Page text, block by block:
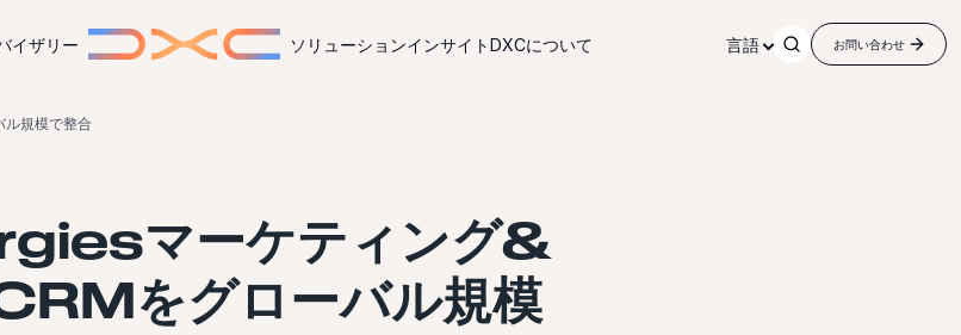
イザリー ソリューションインサイトDXCについて 言語 お問い合わせ
規模で整合
マーケティング&
をグローバル規模